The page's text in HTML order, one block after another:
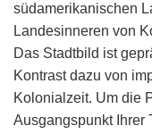
südamerikanischen
Landesinneren von
Das Stadtbild ist
Kontrast dazu von
Kolonialzeit. Um die
Ausgangspunkt Ihrer